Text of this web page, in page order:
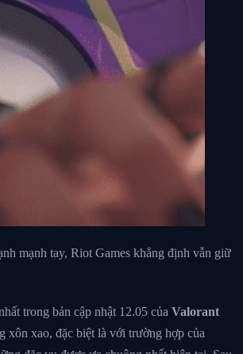
mạnh tay, Riot Games khẳng định vẫn giữ
trong bản cập nhật 12.05 của Valorant
xôn xao, đặc biệt là với trường hợp của